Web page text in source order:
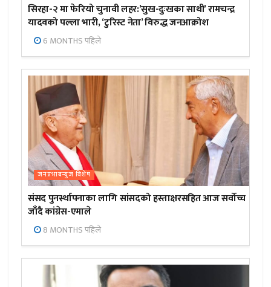
सिरहा-२ मा फेरियो चुनावी लहर:’सुख-दुःखका साथी’ रामचन्द्र
यादवको पल्ला भारी, ‘टुरिस्ट नेता’ विरुद्ध जनआक्रोश
6 MONTHS पहिले
जनप्रभाबन्युज विशेष
संसद पुनर्स्थापनाका लागि सांसदको हस्ताक्षरसहित आज सर्वोच्च
जाँदै कांग्रेस-एमाले
8 MONTHS पहिले